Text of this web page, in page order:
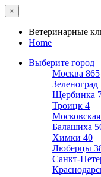
×
Ветеринарные
Home
Выберите город
Москва 865
Зеленоград
Щербинка
Троицк 4
Балашиха
Химки 40
Люберцы
Санкт-